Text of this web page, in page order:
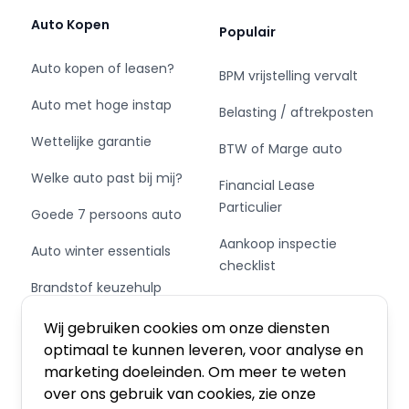
Wij gebruiken cookies om onze diensten
optimaal te kunnen leveren, voor analyse en
marketing doeleinden. Om meer te weten
over ons gebruik van cookies, zie onze
Auto Kopen
Auto kopen of leasen?
Auto met hoge instap
Wettelijke garantie
Welke auto past bij mij?
Goede 7 persoons auto
Auto winter essentials
Brandstof keuzehulp
Schakel of automaat?
Populair
BPM vrijstelling vervalt
Belasting / aftrekposten
BTW of Marge auto
Financial Lease
Particulier
Aankoop inspectie
checklist
Private Leasen,
Financieren of Kopen?